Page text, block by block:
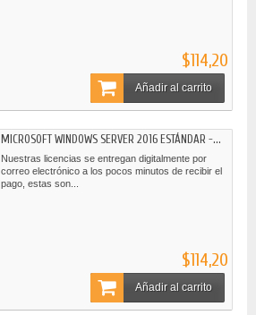
$114,20
Añadir al carrito
MICROSOFT WINDOWS SERVER 2016 ESTÁNDAR -...
Nuestras licencias se entregan digitalmente por
correo electrónico a los pocos minutos de recibir el
pago, estas son...
$114,20
Añadir al carrito